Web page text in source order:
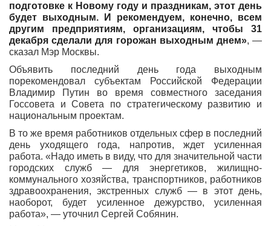
подготовке к Новому году и праздникам, этот день
будет выходным. И рекомендуем, конечно, всем
другим предприятиям, организациям, чтобы 31
декабря сделали для горожан выходным днем», —
сказал Мэр Москвы.
Объявить последний день года выходным
порекомендовал субъектам Российской Федерации
Владимир Путин во время совместного заседания
Госсовета и Совета по стратегическому развитию и
национальным проектам.
В то же время работников отдельных сфер в последний
день уходящего года, напротив, ждет усиленная
работа. «Надо иметь в виду, что для значительной части
городских служб — для энергетиков, жилищно-
коммунального хозяйства, транспортников, работников
здравоохранения, экстренных служб — в этот день,
наоборот, будет усиленное дежурство, усиленная
работа», — уточнил Сергей Собянин.